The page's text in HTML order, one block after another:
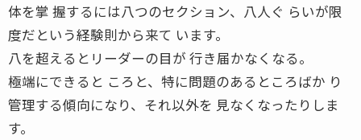
体を掌 握するには八つのセクション、八人ぐ らいが限
度だという経験則から来て います。
八を超えるとリーダーの目が 行き届かなくなる。
極端にできると ころと、特に問題のあるところばか り
管理する傾向になり、それ以外を 見なくなったりしま
す。